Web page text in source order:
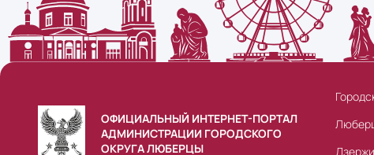
ОФИЦИАЛЬНЫЙ ИНТЕРНЕТ-ПОРТАЛ
АДМИНИСТРАЦИИ ГОРОДСКОГО
ОКРУГА ЛЮБЕРЦЫ